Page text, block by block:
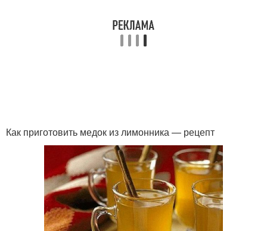
Как приготовить медок из лимонника — рецепт